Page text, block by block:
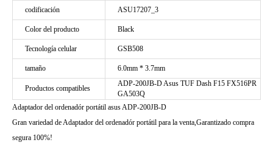
codificación ASU17207_3
Color del producto Black
Tecnología celular GSB508
tamaño 6.0mm * 3.7mm
Productos compatibles
ADP-200JB-D Asus TUF Dash F15 FX516PR
GA503Q
Adaptador del ordenadór portátil asus ADP-200JB-D
Gran variedad de Adaptador del ordenadór portátil para la venta,Garantizado compra
segura 100%!